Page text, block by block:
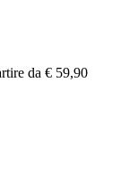
da € 59,90